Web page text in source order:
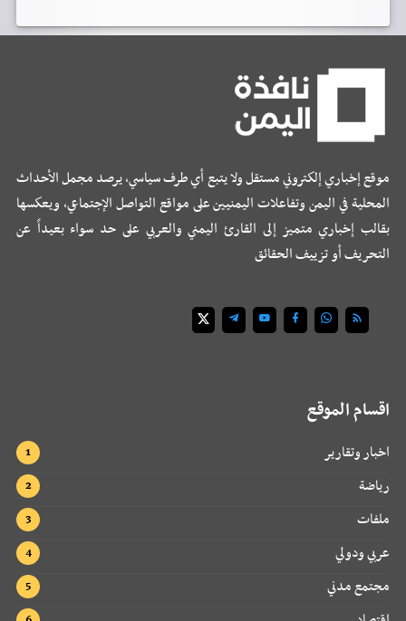
موقع إخباري إلكتروني مستقل ولا يتبع أي طرف سياسي، يرصد مجمل الأحداث
المحلية في اليمن وتفاعلات اليمنيين على مواقع التواصل الإجتماعي، ويعكسها
بقالب إخباري متميز إلى القارئ اليمني والعربي على حد سواء بعيداً عن
التحريف أو تزييف الحقائق
اقسام الموقع
اخبار وتقارير
رياضة
ملفات
عربي ودولي
مجتمع مدني